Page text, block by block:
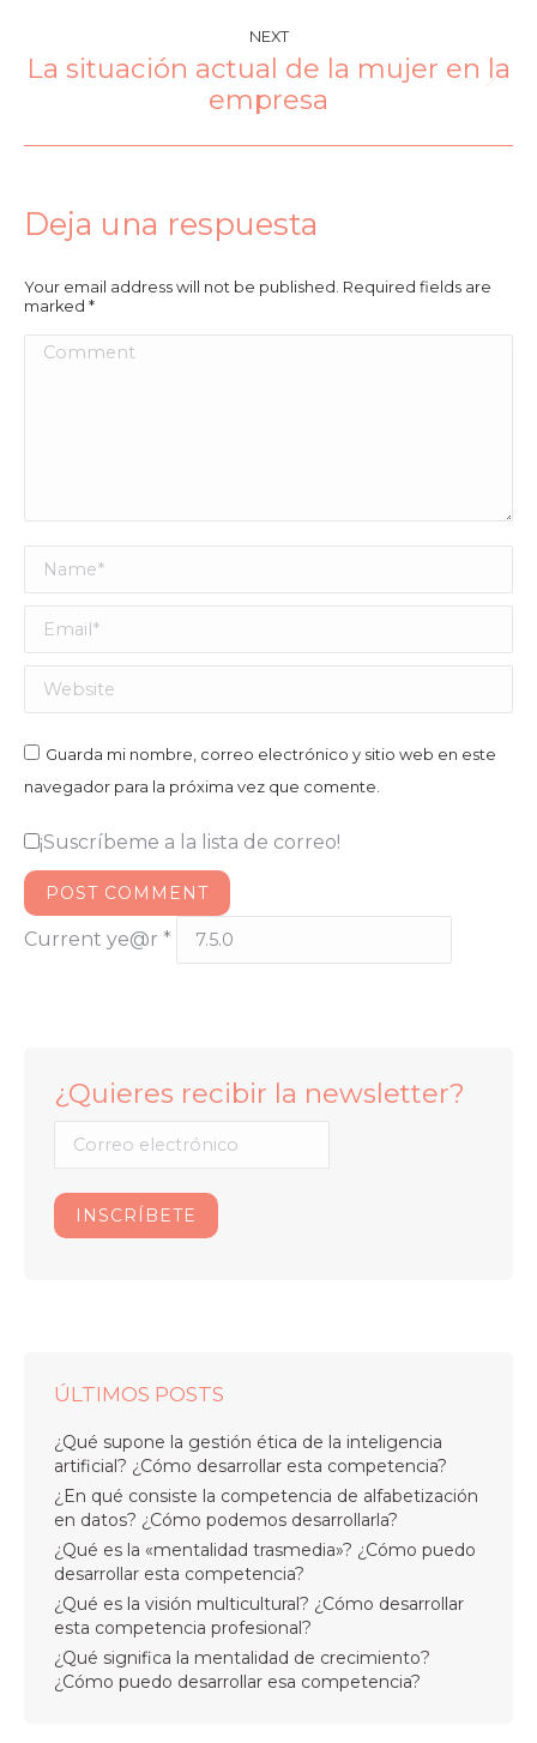
NEXT
La situación actual de la mujer en la
empresa
Deja una respuesta
Your email address will not be published. Required fields are
marked *
Comment
Name *
Email *
Website
Guarda mi nombre, correo electrónico y sitio web en este
navegador para la próxima vez que comente.
¡Suscríbeme a la lista de correo!
POST COMMENT
Current ye@r *
¿Quieres recibir la newsletter?
ÚLTIMOS POSTS
¿Qué supone la gestión ética de la inteligencia
artificial? ¿Cómo desarrollar esta competencia?
¿En qué consiste la competencia de alfabetización
en datos? ¿Cómo podemos desarrollarla?
¿Qué es la «mentalidad trasmedia»? ¿Cómo puedo
desarrollar esta competencia?
¿Qué es la visión multicultural? ¿Cómo desarrollar
esta competencia profesional?
¿Qué significa la mentalidad de crecimiento?
¿Cómo puedo desarrollar esa competencia?